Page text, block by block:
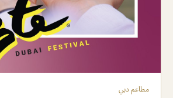
مطاعم دبي